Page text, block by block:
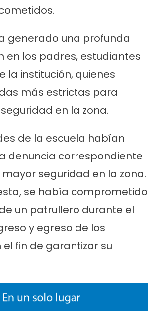
generado una profunda
en los padres, estudiantes
la institución, quienes
más estrictas para
en la zona.
de la escuela habían
denuncia correspondiente
seguridad en la zona.
se había comprometido
un patrullero durante el
y egreso de los
el fin de garantizar su